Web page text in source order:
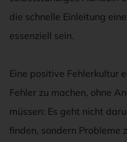
die schnelle Einleitung
essenziell sein.
Eine positive Fehlerkultur
Fehler zu machen, ohne
müssen: Es geht nicht
finden, sondern Probleme